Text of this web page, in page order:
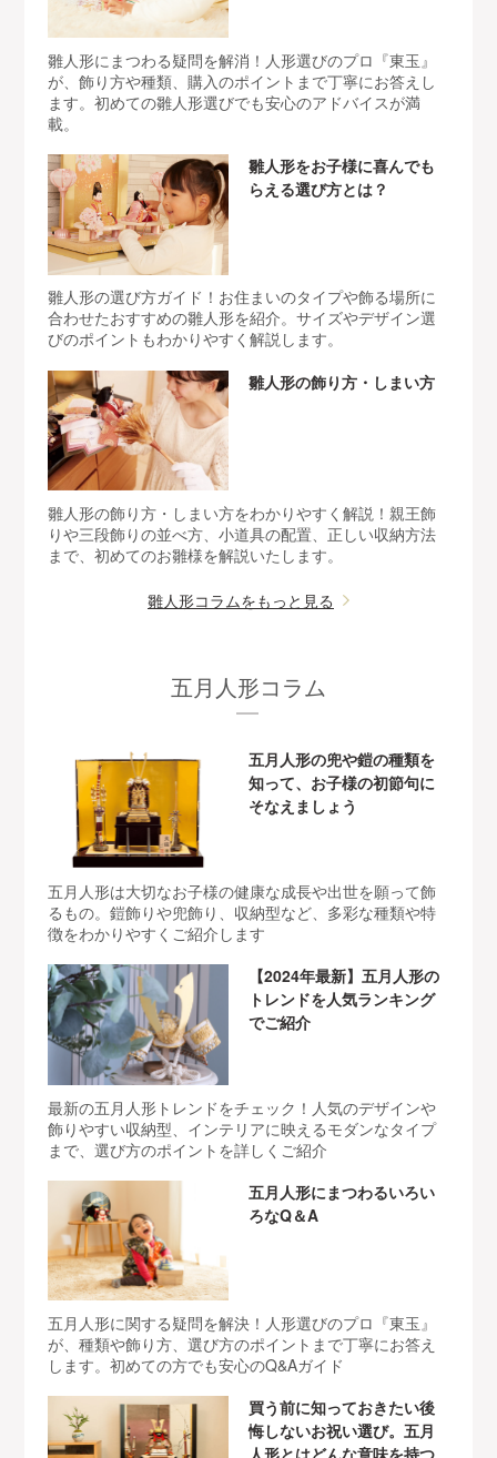
雛人形にまつわる疑問を解消！人形選びのプロ『東玉』
が、飾り方や種類、購入のポイントまで丁寧にお答えし
ます。初めての雛人形選びでも安心のアドバイスが満
載。
雛人形をお子様に喜んでも
らえる選び方とは？
雛人形の選び方ガイド！お住まいのタイプや飾る場所に
合わせたおすすめの雛人形を紹介。サイズやデザイン選
びのポイントもわかりやすく解説します。
雛人形の飾り方・しまい方
雛人形の飾り方・しまい方をわかりやすく解説！親王飾
りや三段飾りの並べ方、小道具の配置、正しい収納方法
まで、初めてのお雛様を解説いたします。
雛人形コラムをもっと見る
五月人形コラム
五月人形の兜や鎧の種類を
知って、お子様の初節句に
そなえましょう
五月人形は大切なお子様の健康な成長や出世を願って飾
るもの。鎧飾りや兜飾り、収納型など、多彩な種類や特
徴をわかりやすくご紹介します
【2024年最新】五月人形の
トレンドを人気ランキング
でご紹介
最新の五月人形トレンドをチェック！人気のデザインや
飾りやすい収納型、インテリアに映えるモダンなタイプ
まで、選び方のポイントを詳しくご紹介
五月人形にまつわるいろい
ろなQ＆A
五月人形に関する疑問を解決！人形選びのプロ『東玉』
が、種類や飾り方、選び方のポイントまで丁寧にお答え
します。初めての方でも安心のQ&Aガイド
買う前に知っておきたい後
悔しないお祝い選び。五月